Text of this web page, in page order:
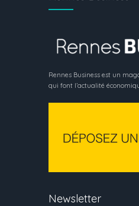
Rennes Business est un
qui font l’actualité
Newsletter